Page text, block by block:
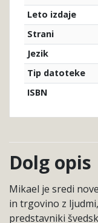
Leto izdaje
Strani
Jezik
Tip datoteke
ISBN
Dolg opis
Mikael je sredi
in trgovino z
predstavniki